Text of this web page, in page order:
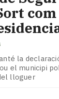
com
la
el municipi
lloguer